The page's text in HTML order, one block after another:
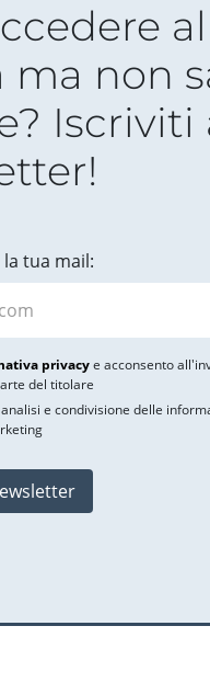
ma non
Iscriviti
tua mail:
privacye acconsento
del titolare
e condivisione delle